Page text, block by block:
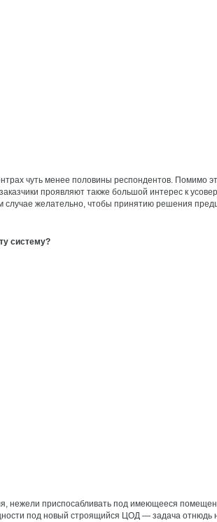
чуть менее половины респондентов. Помимо
проявляют также большой интерес к
желательно, чтобы принятию решения
систему?
нежели приспосабливать под имеющееся
под новый строящийся ЦОД — ​задача отнюдь